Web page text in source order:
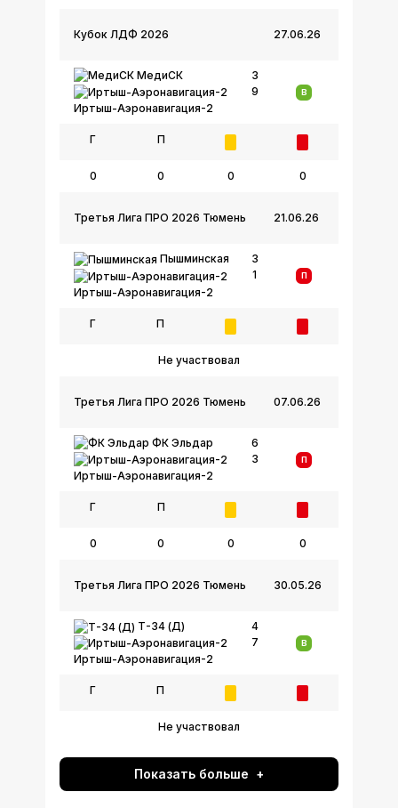
27.06.26
Кубок ЛДФ 2026
МедиСК
Иртыш-Аэронавигация-2
3
9
В
Г П
0 0 0 0
21.06.26
Третья Лига ПРО 2026 Тюмень
Пышминская
Иртыш-Аэронавигация-2
3
1
П
Г П
Не участвовал
07.06.26
Третья Лига ПРО 2026 Тюмень
ФК Эльдар
Иртыш-Аэронавигация-2
6
3
П
Г П
0 0 0 0
30.05.26
Третья Лига ПРО 2026 Тюмень
Т-34 (Д)
Иртыш-Аэронавигация-2
4
7
В
Г П
Не участвовал
Показать больше